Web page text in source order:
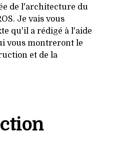
de l'architecture du
Je vais vous
qu'il a rédigé à l'aide
vous montreront le
et de la